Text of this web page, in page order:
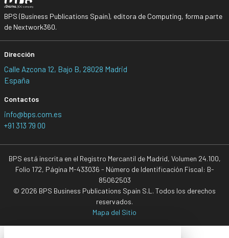
BPS (Business Publications Spain), editora de Computing, forma parte
de Nextwork360.
Dirección
Calle Azcona 12, Bajo B, 28028 Madrid
España
Contactos
info@bps.com.es
+91 313 79 00
BPS está inscrita en el Registro Mercantil de Madrid, Volumen 24.100,
Folio 172, Página M-433036 - Número de Identificación Fiscal: B-
85062503
© 2026 BPS Business Publications Spain S.L. Todos los derechos
reservados.
Mapa del Sitio